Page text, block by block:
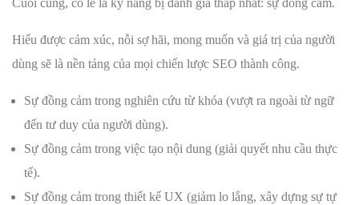
Cuối cùng, có lẽ là kỹ năng bị đánh giá thấp nhất: sự đồng cảm.
Hiểu được cảm xúc, nỗi sợ hãi, mong muốn và giá trị của người
dùng sẽ là nền tảng của mọi chiến lược SEO thành công.
Sự đồng cảm trong nghiên cứu từ khóa (vượt ra ngoài từ ngữ
đến tư duy của người dùng).
Sự đồng cảm trong việc tạo nội dung (giải quyết nhu cầu thực
tế).
Sự đồng cảm trong thiết kế UX (giảm lo lắng, xây dựng sự tự